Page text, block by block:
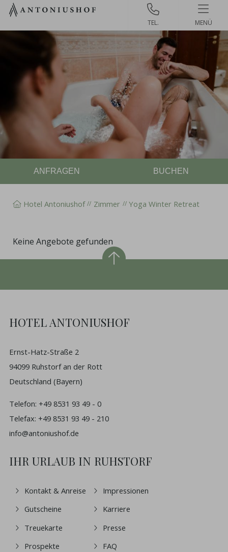
springen
MENÜ
BUCHEN
ANFRAGEN
Hotel Antoniushof Zimmer Yoga Winter Retreat
Keine Angebote gefunden
HOTEL ANTONIUSHOF
Ernst-Hatz-Straße 2
94099 Ruhstorf an der Rott
Deutschland (Bayern)
Telefon:+49 8531 93 49 - 0
Telefax: +49 8531 93 49 - 210
info@antoniushof.de
IHR URLAUB IN RUHSTORF
Kontakt & Anreise
Gutscheine
Treuekarte
Prospekte
Impressionen
Karriere
Presse
FAQ